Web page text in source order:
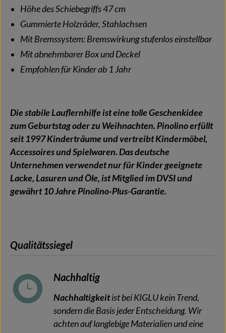
Höhe des Schiebegriffs 47 cm
Gummierte Holzräder, Stahlachsen
Mit Bremssystem: Bremswirkung stufenlos einstellbar
Mit abnehmbarer Box und Deckel
Empfohlen für Kinder ab 1 Jahr
Die stabile Lauflernhilfe ist eine tolle Geschenkidee
zum Geburtstag oder zu Weihnachten. Pinolino erfüllt
seit 1997 Kinderträume und vertreibt Kindermöbel,
Accessoires und Spielwaren. Das deutsche
Unternehmen verwendet nur für Kinder geeignete
Lacke, Lasuren und Öle, ist Mitglied im DVSI und
gewährt 10 Jahre Pinolino-Plus-Garantie.
Qualitätssiegel
Nachhaltig
Nachhaltigkeitist bei KIGLU kein Trend,
sondern die Basis jeder Entscheidung. Wir
achten auf langlebige Materialien und eine